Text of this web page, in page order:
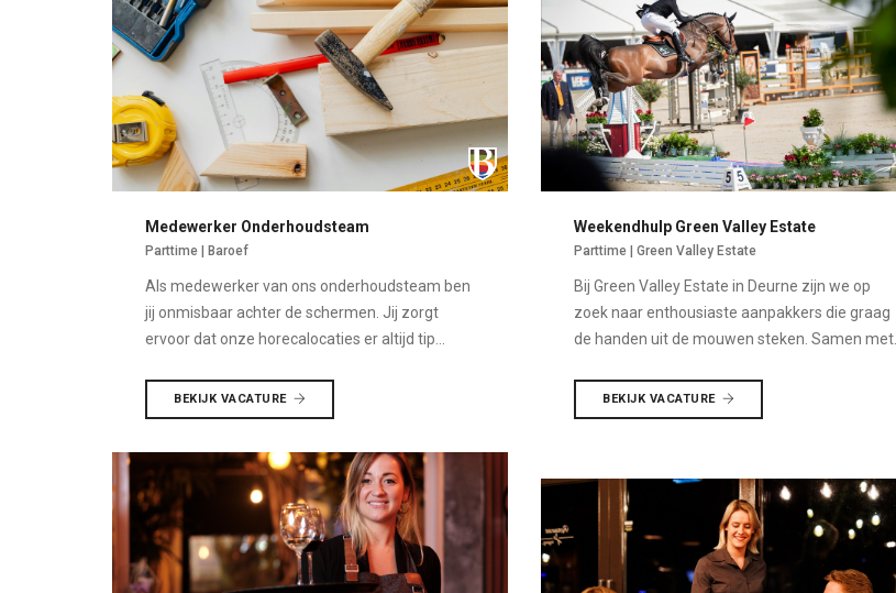
Medewerker Onderhoudsteam
Parttime | Baroef
Als medewerker van ons onderhoudsteam ben
jij onmisbaar achter de schermen. Jij zorgt
ervoor dat onze horecalocaties er altijd tip...
BEKIJK VACATURE
Weekendhulp Green Valley Estate
Parttime | Green Valley Estate
Bij Green Valley Estate in Deurne zijn we op
zoek naar enthousiaste aanpakkers die graag
de handen uit de mouwen steken. Samen met...
BEKIJK VACATURE